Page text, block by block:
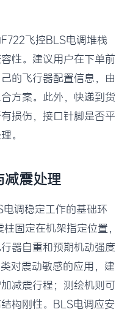
飞控BLS电调堆栈
性。建议用户在下单前
的飞行器配置信息，由
方案。此外，快递到货
损伤，接口针脚是否平
。
减震处理
调稳定工作的基础环
固定在机架指定位置，
器自重和预期机动强度
对震动敏感的应用，建
减震行程；测绘机则可
构刚性。BLS电调应安